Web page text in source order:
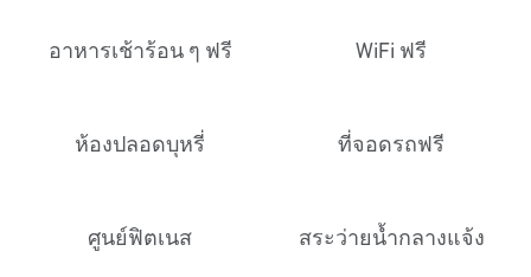
อาหารเช้าร้อน ๆ ฟรี WiFi ฟรี
ห้องปลอดบุหรี่ ที่จอดรถฟรี
ศูนย์ฟิตเนส สระว่ายน้ำกลางแจ้ง